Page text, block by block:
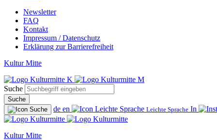
Newsletter
FAQ
Kontakt
Impressum / Datenschutz
Erklärung zur Barrierefreiheit
Kultur Mitte
Suche
Suche
de en Leichte Sprache In
Kultur Mitte